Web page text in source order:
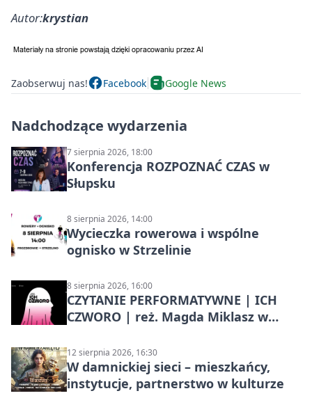
Autor:krystian
Zaobserwuj nas! Facebook Google News
Nadchodzące wydarzenia
7 sierpnia 2026, 18:00
Konferencja ROZPOZNAĆ CZAS w
Słupsku
8 sierpnia 2026, 14:00
Wycieczka rowerowa i wspólne
ognisko w Strzelinie
8 sierpnia 2026, 16:00
CZYTANIE PERFORMATYWNE | ICH
CZWORO | reż. Magda Miklasz w
12 sierpnia 2026, 16:30
W damnickiej sieci – mieszkańcy,
instytucje, partnerstwo w kulturze